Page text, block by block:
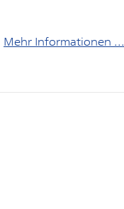
Mehr Informationen ...